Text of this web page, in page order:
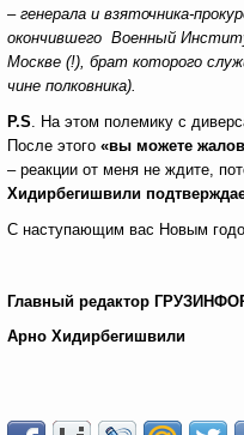
– генерала и взяточника-
окончившего Военный
Москве (!), брат которого
чине полковника).
P.S. На этом полемику с
После этого «вы можете
– реакции от меня не ждите,
Хидирбегишвили
С наступающим вас Новым
Главный редактор
Арно Хидирбегишвили